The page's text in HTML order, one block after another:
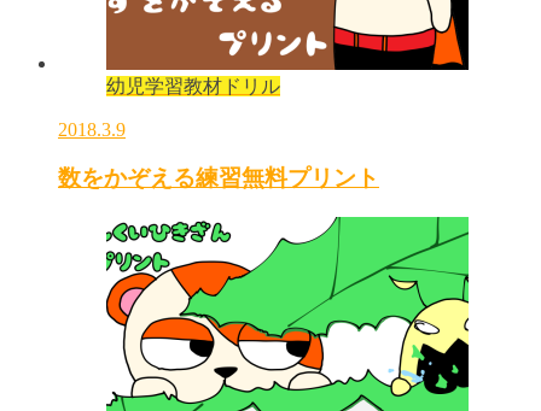
幼児学習教材ドリル
2018.3.9
数をかぞえる練習無料プリント